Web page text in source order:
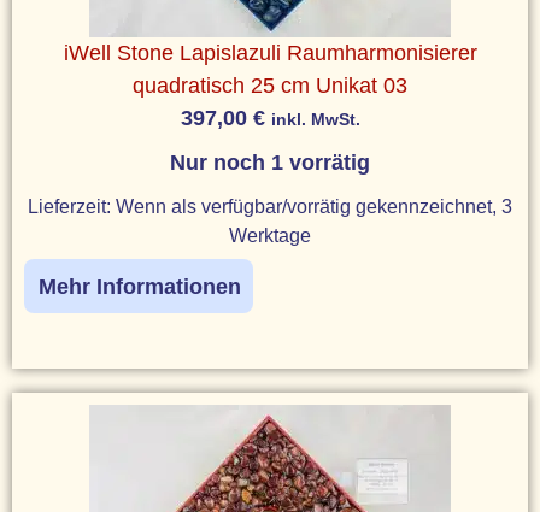
iWell Stone Lapislazuli Raumharmonisierer
quadratisch 25 cm Unikat 03
397,00 € inkl. MwSt.
Nur noch 1 vorrätig
Lieferzeit: Wenn als verfügbar/vorrätig gekennzeichnet, 3
Werktage
Mehr Informationen